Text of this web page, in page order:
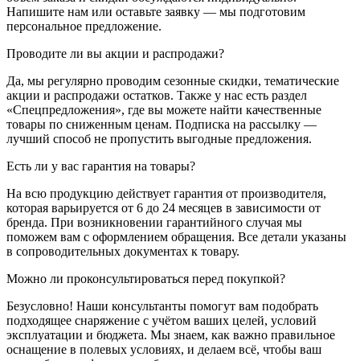
Напишите нам или оставьте заявку — мы подготовим
персональное предложение.
Проводите ли вы акции и распродажи?
Да, мы регулярно проводим сезонные скидки, тематические
акции и распродажи остатков. Также у нас есть раздел
«Спецпредложения», где вы можете найти качественные
товары по сниженным ценам. Подписка на рассылку —
лучший способ не пропустить выгодные предложения.
Есть ли у вас гарантия на товары?
На всю продукцию действует гарантия от производителя,
которая варьируется от 6 до 24 месяцев в зависимости от
бренда. При возникновении гарантийного случая мы
поможем вам с оформлением обращения. Все детали указаны
в сопроводительных документах к товару.
Можно ли проконсультироваться перед покупкой?
Безусловно! Наши консультанты помогут вам подобрать
подходящее снаряжение с учётом ваших целей, условий
эксплуатации и бюджета. Мы знаем, как важно правильное
оснащение в полевых условиях, и делаем всё, чтобы ваш